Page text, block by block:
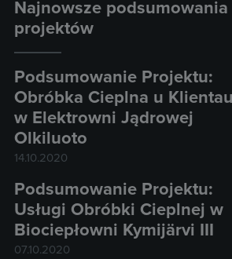
Najnowsze podsumowania
projektów
Podsumowanie Projektu:
Obróbka Cieplna u Klientau
w Elektrowni Jądrowej
Olkiluoto
14.10.2020
Podsumowanie Projektu:
Usługi Obróbki Cieplnej w
Biociepłowni Kymijärvi III
07.10.2020